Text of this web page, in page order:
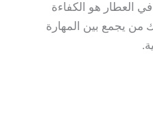
العطار هو الكفاءة
من يجمع بين المهارة